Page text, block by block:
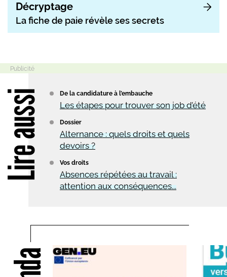
Décryptage
La fiche de paie révèle ses secrets
De la candidature à l’embauche
Les étapes pour trouver son job d’été
Dossier
Alternance : quels droits et quels
devoirs ?
Vos droits
Absences répétées au travail :
attention aux conséquences...